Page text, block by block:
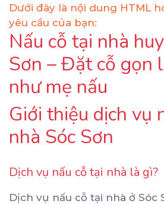
Dưới đây là nội dung HTML
yêu cầu của bạn:
Nấu cỗ tại nhà
Sơn – Đặt cỗ gọn
như mẹ nấu
Giới thiệu dịch vụ
nhà Sóc Sơn
Dịch vụ nấu cỗ tại nhà là gì?
Dịch vụ nấu cỗ tại nhà ở Sóc